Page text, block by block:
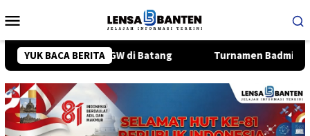
ke
Mobile
YUK BACA BERITA
1 GW di Batang Turnamen Badminton Antar-